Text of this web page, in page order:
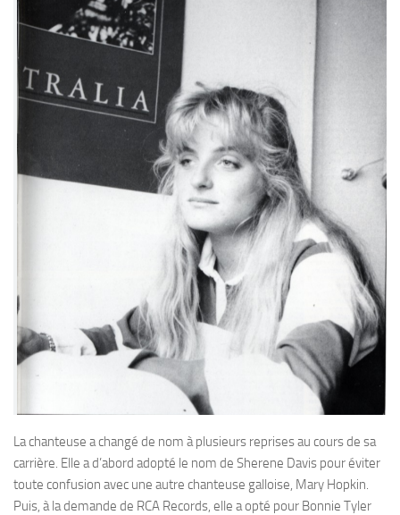
La chanteuse a changé de nom à plusieurs reprises au cours de sa
carrière. Elle a d’abord adopté le nom de Sherene Davis pour éviter
toute confusion avec une autre chanteuse galloise, Mary Hopkin.
Puis, à la demande de RCA Records, elle a opté pour Bonnie Tyler